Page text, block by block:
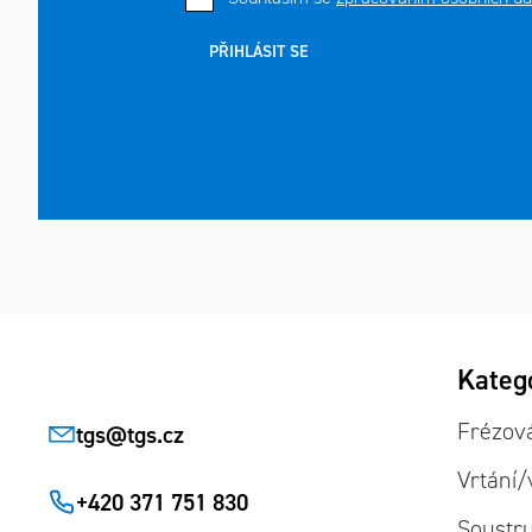
PŘIHLÁSIT SE
tgs@tgs.cz
+420 371 751 830
Vrtání/